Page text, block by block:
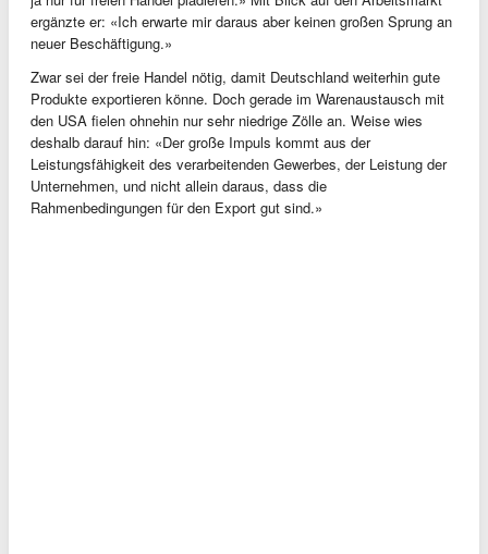
ergänzte er: «Ich erwarte mir daraus aber keinen großen Sprung an
neuer Beschäftigung.»
Zwar sei der freie Handel nötig, damit Deutschland weiterhin gute
Produkte exportieren könne. Doch gerade im Warenaustausch mit
den USA fielen ohnehin nur sehr niedrige Zölle an. Weise wies
deshalb darauf hin: «Der große Impuls kommt aus der
Leistungsfähigkeit des verarbeitenden Gewerbes, der Leistung der
Unternehmen, und nicht allein daraus, dass die
Rahmenbedingungen für den Export gut sind.»